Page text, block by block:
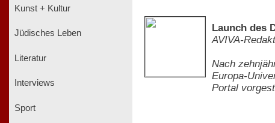
Kunst + Kultur
Jüdisches Leben
Literatur
Interviews
Sport
Launch des
AVIVA-
Nach
Europa-
Portal